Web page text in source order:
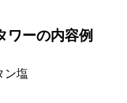
ワーの内容例
ン塩